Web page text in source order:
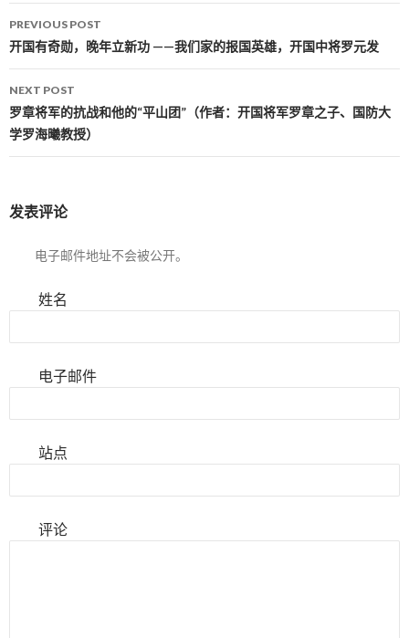
Post navigation
PREVIOUS POST
开国有奇勋，晚年立新功 ——我们家的报国英雄，开国中将罗元发
NEXT POST
罗章将军的抗战和他的“平山团”（作者：开国将军罗章之子、国防大
学罗海曦教授）
发表评论
电子邮件地址不会被公开。
姓名
电子邮件
站点
评论